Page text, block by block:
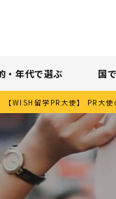
・年代で選ぶ 国
【WISH留学PR大使】 PR大